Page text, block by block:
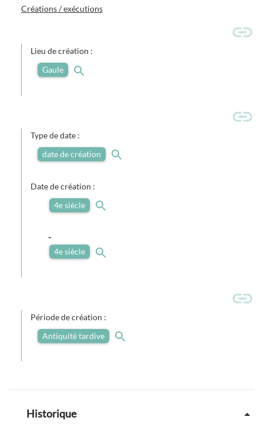
Créations / exécutions
Lieu de création :
Gaule
Type de date :
date de création
Date de création :
4e siècle
-
4e siècle
Période de création :
Antiquité tardive
Historique